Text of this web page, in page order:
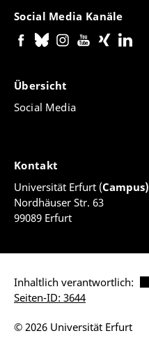
Social Media Kanäle
Übersicht
Social Media
Kontakt
Universität Erfurt (Campus)
Nordhäuser Str. 63
99089 Erfurt
Inhaltlich verantwortlich:
Seiten-ID: 3644
© 2026 Universität Erfurt